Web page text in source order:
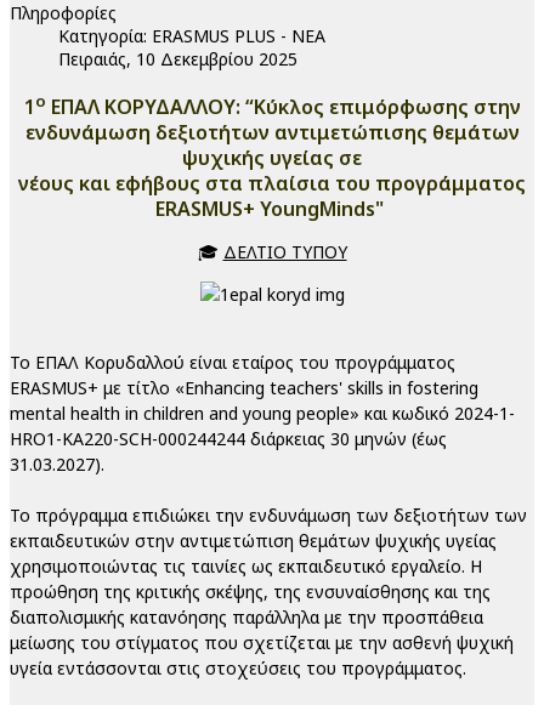
Πληροφορίες
Κατηγορία: ERASMUS PLUS - ΝΕΑ
Πειραιάς, 10 Δεκεμβρίου 2025
1 ο ΕΠΑΛ ΚΟΡΥΔΑΛΛΟΥ: “Κύκλος επιμόρφωσης στην
ενδυνάμωση δεξιοτήτων αντιμετώπισης θεμάτων
ψυχικής υγείας σε
νέους και εφήβους στα πλαίσια του προγράμματος
ERASMUS+ YoungMinds"
🎓 ΔΕΛΤΙΟ ΤΥΠΟΥ
Το ΕΠΑΛ Κορυδαλλού είναι εταίρος του προγράμματος
ERASMUS+ με τίτλο «Enhancing teachers' skills in fostering
mental health in children and young people» και κωδικό 2024-1-
HRO1-KA220-SCH-000244244 διάρκειας 30 μηνών (έως
31.03.2027).
Το πρόγραμμα επιδιώκει την ενδυνάμωση των δεξιοτήτων των
εκπαιδευτικών στην αντιμετώπιση θεμάτων ψυχικής υγείας
χρησιμοποιώντας τις ταινίες ως εκπαιδευτικό εργαλείο. Η
προώθηση της κριτικής σκέψης, της ενσυναίσθησης και της
διαπολισμικής κατανόησης παράλληλα με την προσπάθεια
μείωσης του στίγματος που σχετίζεται με την ασθενή ψυχική
υγεία εντάσσονται στις στοχεύσεις του προγράμματος.